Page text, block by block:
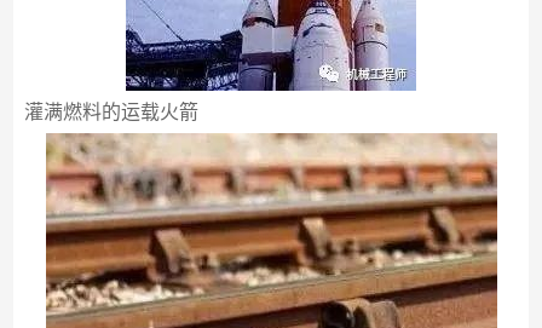
灌满燃料的运载火箭